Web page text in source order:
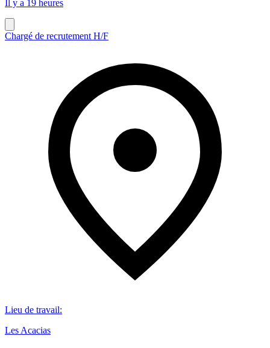
Il y a 19 heures
Chargé de recrutement H/F
Lieu de travail:
Les Acacias